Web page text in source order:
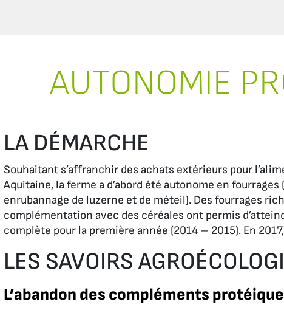
AUTONOMIE
LA DÉMARCHE
Souhaitant s’affranchir des achats extérieurs pour
Aquitaine, la ferme a d’abord été autonome en
enrubannage de luzerne et de méteil). Des fourrages
complémentation avec des céréales ont permis
complète pour la première année (2014 – 2015). En
LES SAVOIRS
L’abandon des compléments